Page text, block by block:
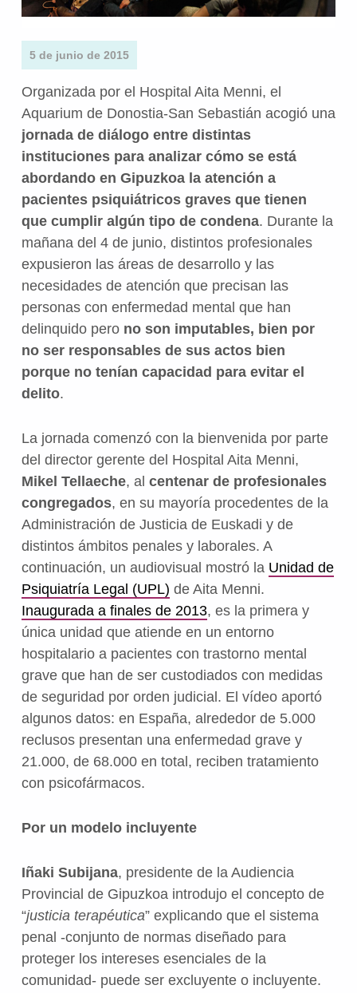
5 de junio de 2015
Organizada por el Hospital Aita Menni, el
Aquarium de Donostia-San Sebastián acogió una
jornada de diálogo entre distintas
instituciones para analizar cómo se está
abordando en Gipuzkoa la atención a
pacientes psiquiátricos graves que tienen
que cumplir algún tipo de condena. Durante la
mañana del 4 de junio, distintos profesionales
expusieron las áreas de desarrollo y las
necesidades de atención que precisan las
personas con enfermedad mental que han
delinquido pero no son imputables, bien por
no ser responsables de sus actos bien
porque no tenían capacidad para evitar el
delito.
La jornada comenzó con la bienvenida por parte
del director gerente del Hospital Aita Menni,
Mikel Tellaeche, al centenar de profesionales
congregados, en su mayoría procedentes de la
Administración de Justicia de Euskadi y de
distintos ámbitos penales y laborales. A
continuación, un audiovisual mostró la Unidad de
Psiquiatría Legal (UPL) de Aita Menni.
Inaugurada a finales de 2013, es la primera y
única unidad que atiende en un entorno
hospitalario a pacientes con trastorno mental
grave que han de ser custodiados con medidas
de seguridad por orden judicial. El vídeo aportó
algunos datos: en España, alrededor de 5.000
reclusos presentan una enfermedad grave y
21.000, de 68.000 en total, reciben tratamiento
con psicofármacos.
Por un modelo incluyente
Iñaki Subijana, presidente de la Audiencia
Provincial de Gipuzkoa introdujo el concepto de
“justicia terapéutica” explicando que el sistema
penal -conjunto de normas diseñado para
proteger los intereses esenciales de la
comunidad- puede ser excluyente o incluyente.